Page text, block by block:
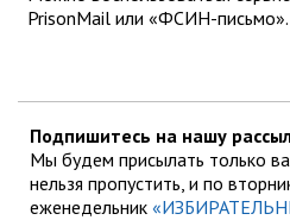
PrisonMail или «ФСИН-письмо».
Подпишитесь на нашу
Мы будем присылать только
нельзя пропустить, и по
еженедельник